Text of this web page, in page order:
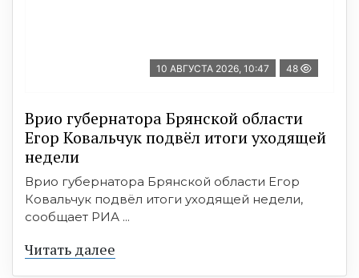
10 АВГУСТА 2026, 10:47 48
Врио губернатора Брянской области
Егор Ковальчук подвёл итоги уходящей
недели
Врио губернатора Брянской области Егор
Ковальчук подвёл итоги уходящей недели,
сообщает РИА ...
Читать далее